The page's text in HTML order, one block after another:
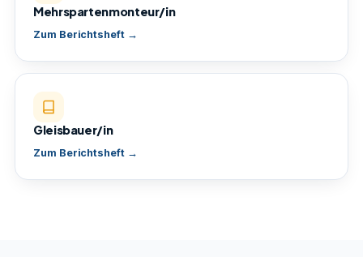
Mehrspartenmonteur/in
Zum Berichtsheft →
Gleisbauer/in
Zum Berichtsheft →